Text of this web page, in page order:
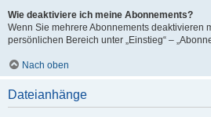
Wie deaktiviere ich meine Abonnements?
Wenn Sie mehrere Abonnements deaktivieren
persönlichen Bereich unter „Einstieg“ –
Nach oben
Dateianhänge